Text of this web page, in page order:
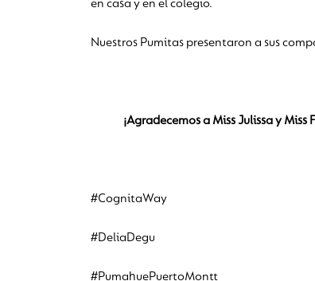
en casa y en el colegio.
Nuestros Pumitas presentaron a sus
¡Agradecemos a Miss Julissa y
#CognitaWay
#DeliaDegu
#PumahuePuertoMontt